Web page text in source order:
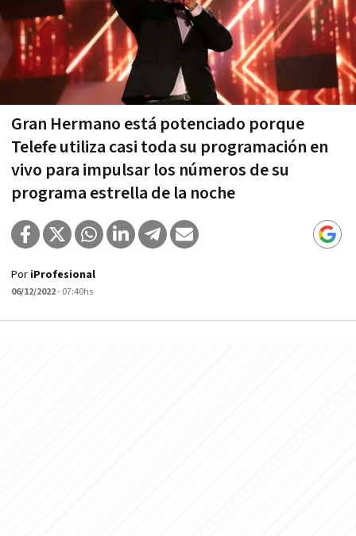
Gran Hermano está potenciado porque
Telefe utiliza casi toda su programación en
vivo para impulsar los números de su
programa estrella de la noche
Por iProfesional
06/12/2022- 07:40hs